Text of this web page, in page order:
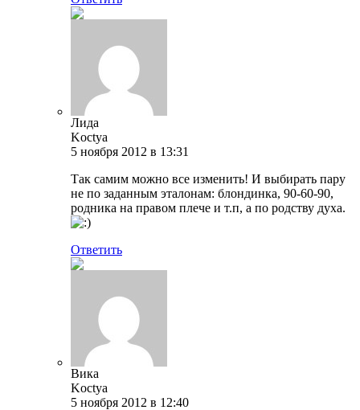
Лида
Koctya
5 ноября 2012 в 13:31
Так самим можно все изменить! И выбирать пару
не по заданным эталонам: блондинка, 90-60-90,
родника на правом плече и т.п, а по родству духа.
Ответить
Вика
Koctya
5 ноября 2012 в 12:40